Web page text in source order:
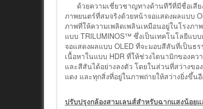
ด้วยความเชี่ยวชาญทางด้านทีวีที่มีชื่อเสีย
ภาพยนตร์ที่สมจริงด้วยหน้าจอแสดงผลแบบ
ภาพที่ให้ความเพลิดเพลินเหมือนอยู่ในโรงภ
แบบ TRILUMINOS™ ซึ่งเป็นเทคโนโลยีแบ
จอแสดงผลแบบ OLED ที่จะมอบสีสันที่เป็นธ
เนื้อหาในแบบ HDR ที่ให้ช่วงไดนามิกของค
และสีสันได้อย่างลงตัว โดยในส่วนที่สว่างข
แดง และทุกสิ่งที่อยู่ในภาพถ่ายให้สว่างยิ่งขึ้น
ปรับปรุงกล้องสามเลนส์สำหรับฉากแสงน้อย